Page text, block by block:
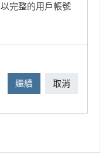
完整的用戶帳號
繼續 取消